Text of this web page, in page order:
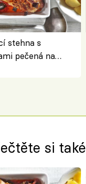
stehna s
pečená na
si také